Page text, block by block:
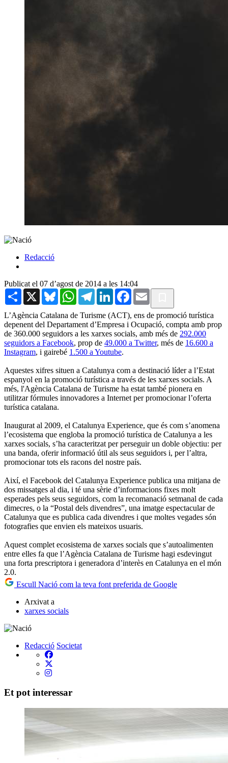
Redacció
Publicat el 07 d’agost de 2014 a les 14:04
Share X BlueskyWhatsAppTelegramLinkedInFacebook
Email
L’Agència Catalana de Turisme (ACT), ens de promoció turística
depenent del Departament d’Empresa i Ocupació, compta amb prop
de 360.000 seguidors a les xarxes socials, amb més de 292.000
seguidors a Facebook, prop de 49.000 a Twitter, més de 16.600 a
Instagram, i gairebé 1.500 a Youtube.
Aquestes xifres situen a Catalunya com a destinació líder a l’Estat
espanyol en la promoció turística a través de les xarxes socials. A
més, l'Agència Catalana de Turisme ha estat també pionera en
utilitzar fórmules innovadores a Internet per promocionar l’oferta
turística catalana.
Inaugurat al 2009, el Catalunya Experience, que és com s’anomena
l’ecosistema que engloba la promoció turística de Catalunya a les
xarxes socials, s’ha caracteritzat per perseguir un doble objectiu: per
una banda, oferir informació útil als seus seguidors i, per l’altra,
promocionar tots els racons del nostre país.
Així, el Facebook del Catalunya Experience publica una mitjana de
dos missatges al dia, i té una sèrie d’informacions fixes molt
esperades pels seus seguidors, com la recomanació setmanal de cada
dimecres, o la “Postal dels divendres”, una imatge espectacular de
Catalunya que es publica cada divendres i que moltes vegades són
fotografies que envien els mateixos usuaris.
Aquest complet ecosistema de xarxes socials que s’autoalimenten
entre elles fa que l’Agència Catalana de Turisme hagi esdevingut
una forta prescriptora i generadora d’interès en Catalunya en el món
2.0.
Escull Nació com la teva font preferida de Google
Arxivat a
xarxes socials
Redacció Societat
Et pot interessar